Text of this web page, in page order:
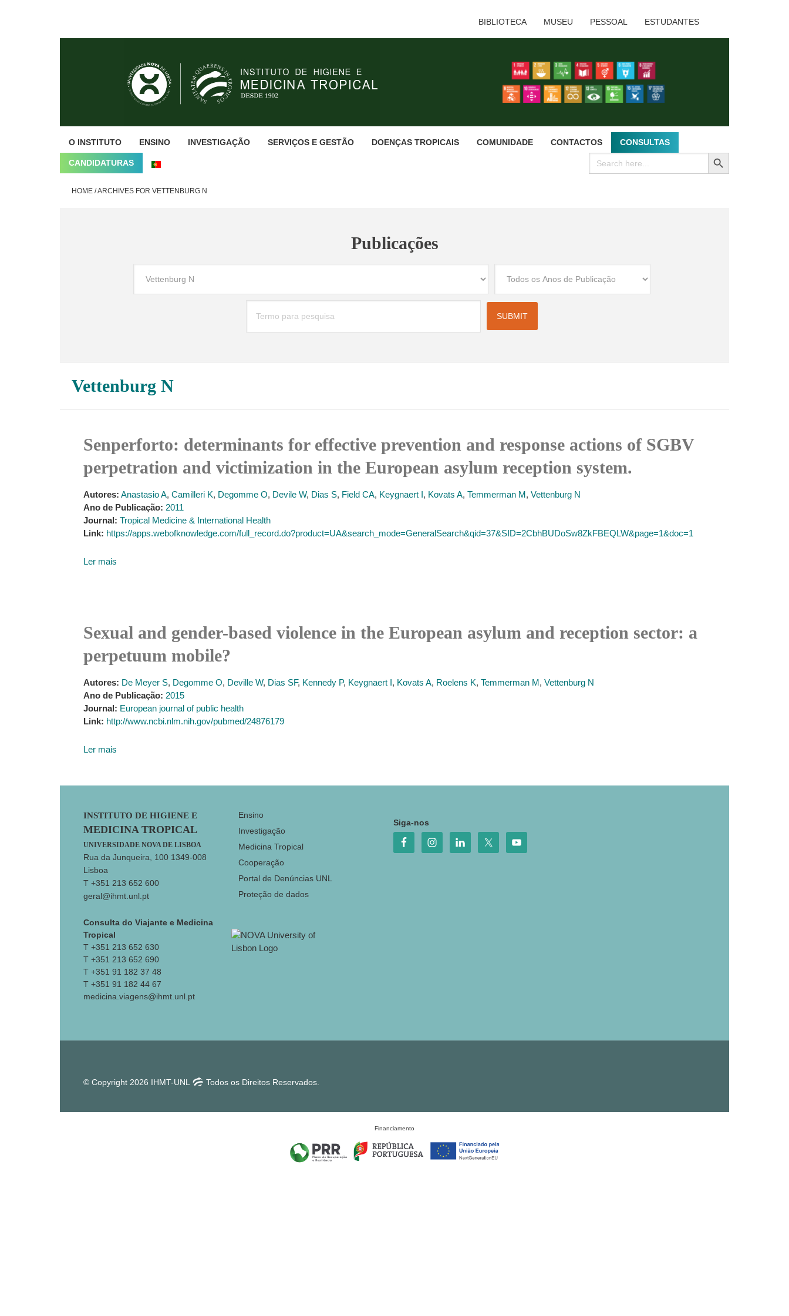
BIBLIOTECA MUSEU PESSOAL ESTUDANTES
O INSTITUTO ENSINO INVESTIGAÇÃO SERVIÇOS E GESTÃO DOENÇAS TROPICAIS COMUNIDADE CONTACTOS CONSULTAS
CANDIDATURAS
Search
for:
SEARCH BUTTON
HOME /ARCHIVES FOR VETTENBURG N
Publicações
Vettenburg N
Senperforto: determinants for effective prevention and response actions of SGBV
perpetration and victimization in the European asylum reception system.
Autores: Anastasio A, Camilleri K, Degomme O, Devile W, Dias S, Field CA, Keygnaert I, Kovats A, Temmerman M, Vettenburg N
Ano de Publicação: 2011
Journal: Tropical Medicine & International Health
Link: https://apps.webofknowledge.com/full_record.do?product=UA&search_mode=GeneralSearch&qid=37&SID=2CbhBUDoSw8ZkFBEQLW&page=1&doc=1
Ler mais
Sexual and gender-based violence in the European asylum and reception sector: a
perpetuum mobile?
Autores: De Meyer S, Degomme O, Deville W, Dias SF, Kennedy P, Keygnaert I, Kovats A, Roelens K, Temmerman M, Vettenburg N
Ano de Publicação: 2015
Journal: European journal of public health
Link: http://www.ncbi.nlm.nih.gov/pubmed/24876179
Ler mais
Footer
INSTITUTO DE HIGIENE E
MEDICINA TROPICAL
UNIVERSIDADE NOVA DE LISBOA
Rua da Junqueira, 100 1349-008
Lisboa
T +351 213 652 600
geral@ihmt.unl.pt
Consulta do Viajante e Medicina
Tropical
T +351 213 652 630
T +351 213 652 690
T +351 91 182 37 48
T +351 91 182 44 67
medicina.viagens@ihmt.unl.pt
Ensino
Investigação
Medicina Tropical
Cooperação
Portal de Denúncias UNL
Proteção de dados
Siga-nos
© Copyright 2026 IHMT-UNL Todos os Direitos Reservados.
Financiamento